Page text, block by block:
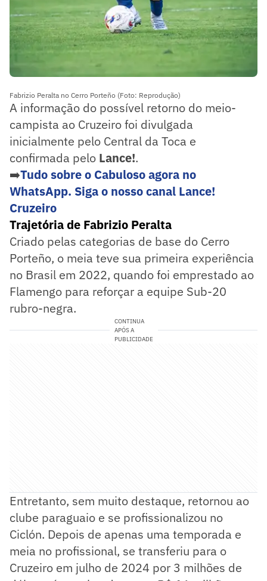
Fabrizio Peralta no Cerro Porteño (Foto: Reprodução)
A informação do possível retorno do meio-
campista ao Cruzeiro foi divulgada
inicialmente pelo Central da Toca e
confirmada pelo Lance!.
➡️Tudo sobre o Cabuloso agora no
WhatsApp. Siga o nosso canal Lance!
Cruzeiro
Trajetória de Fabrizio Peralta
Criado pelas categorias de base do Cerro
Porteño, o meia teve sua primeira experiência
no Brasil em 2022, quando foi emprestado ao
Flamengo para reforçar a equipe Sub-20
rubro-negra.
CONTINUA
APÓS A
PUBLICIDADE
Entretanto, sem muito destaque, retornou ao
clube paraguaio e se profissionalizou no
Ciclón. Depois de apenas uma temporada e
meia no profissional, se transferiu para o
Cruzeiro em julho de 2024 por 3 milhões de